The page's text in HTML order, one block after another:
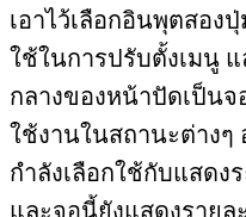
เอาไว้เลือกอินพุตสอง
ใช้ในการปรับตั้งเมนู
กลางของหน้าปัดเป็นจ
ใช้งานในสถานะต่าง
กำลังเลือกใช้กับแสดง
และจอนี้ยังแสดงรายล